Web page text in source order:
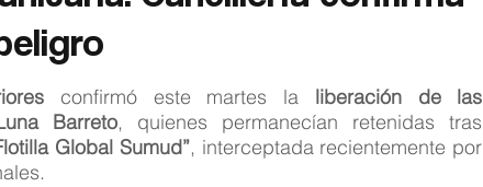
confirmó este martes la liberación de las
Barreto, quienes permanecían retenidas tras
Global Sumud”, interceptada recientemente por